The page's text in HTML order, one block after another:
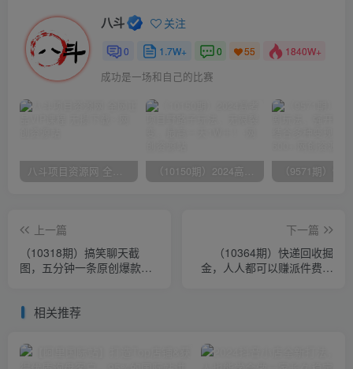
八斗 关注
0 1.7W+ 0 55 1840W+
成功是一场和自己的比赛
八斗项目资源网 全网正品VIP课程 无损下载~ （10150期）2024高考项目野路子玩法，无限裂变，最高一天1W＋！
上一篇
（10318期）搞笑聊天截
图，五分钟一条原创爆款，
下一篇
（10364期）快递回收掘
金，人人都可以赚派件费，
相关推荐